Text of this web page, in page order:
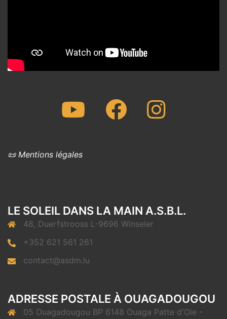
Youtube FacebookInstagram
📜 Mentions légales
LE SOLEIL DANS LA MAIN A.S.B.L.
48, Duerfstrooss L-9696 Winseler
+352 621 561 261
contact@asdm.lu
ADRESSE POSTALE À OUAGADOUGOU
05 Ouagadougou BP 6148 Ouaga Patte d'Oie -